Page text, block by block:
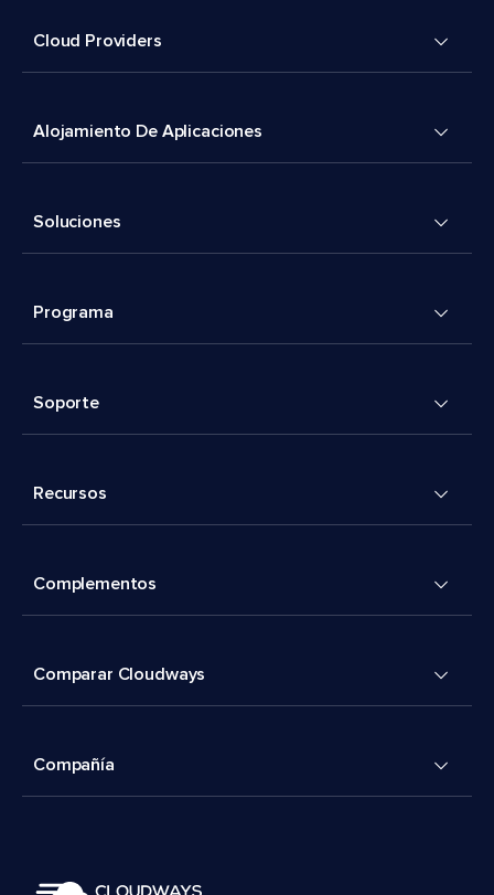
Cloud Providers
Alojamiento De Aplicaciones
Soluciones
Programa
Soporte
Recursos
Complementos
Comparar Cloudways
Compañía